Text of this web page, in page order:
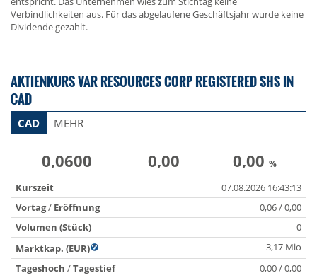
Verbindlichkeiten aus. Für das abgelaufene Geschäftsjahr wurde keine
Dividende gezahlt.
AKTIENKURS VAR RESOURCES CORP REGISTERED SHS IN
CAD
CAD MEHR
0,0600 0,00 0,00 %
Kurszeit
07.08.2026 16:43:13
Vortag/ Eröffnung
0,06 / 0,00
Volumen (Stück)
0
Marktkap. (EUR)
3,17 Mio
Tageshoch /Tagestief
0,00 / 0,00